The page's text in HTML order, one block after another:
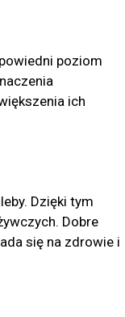
poziom
ich
Dzięki tym
Dobre
się na zdrowie i